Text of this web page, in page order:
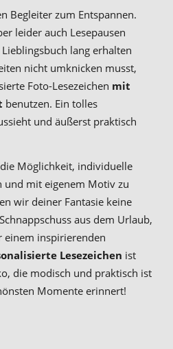
Begleiter zum Entspannen.
leider auch Lesepausen
lang erhalten
nicht umknicken musst,
Foto-Lesezeichen mit
benutzen. Ein tolles
und äußerst praktisch
Möglichkeit, individuelle
und mit eigenem Motiv zu
wir deiner Fantasie keine
aus dem Urlaub,
einem inspirierenden
Lesezeichen ist
die modisch und praktisch ist
Momente erinnert!